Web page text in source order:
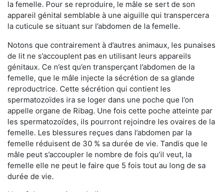
la femelle. Pour se reproduire, le mâle se sert de son
appareil génital semblable à une aiguille qui transpercera
la cuticule se situant sur l’abdomen de la femelle.
Notons que contrairement à d’autres animaux, les punaises
de lit ne s’accouplent pas en utilisant leurs appareils
génitaux. Ce n’est qu’en transperçant l’abdomen de la
femelle, que le mâle injecte la sécrétion de sa glande
reproductrice. Cette sécrétion qui contient les
spermatozoïdes ira se loger dans une poche que l’on
appelle organe de Ribag. Une fois cette poche atteinte par
les spermatozoïdes, ils pourront rejoindre les ovaires de la
femelle. Les blessures reçues dans l’abdomen par la
femelle réduisent de 30 % sa durée de vie. Tandis que le
mâle peut s’accoupler le nombre de fois qu’il veut, la
femelle elle ne peut le faire que 5 fois tout au long de sa
durée de vie.